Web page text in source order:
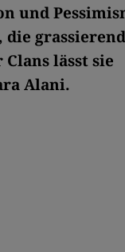
und
lässt sie
Alani.